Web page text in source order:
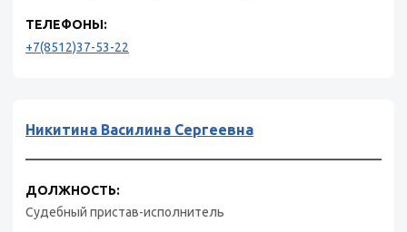
ТЕЛЕФОНЫ:
+7(8512)37-53-22
Никитина Василина Сергеевна
ДОЛЖНОСТЬ:
Судебный пристав-исполнитель